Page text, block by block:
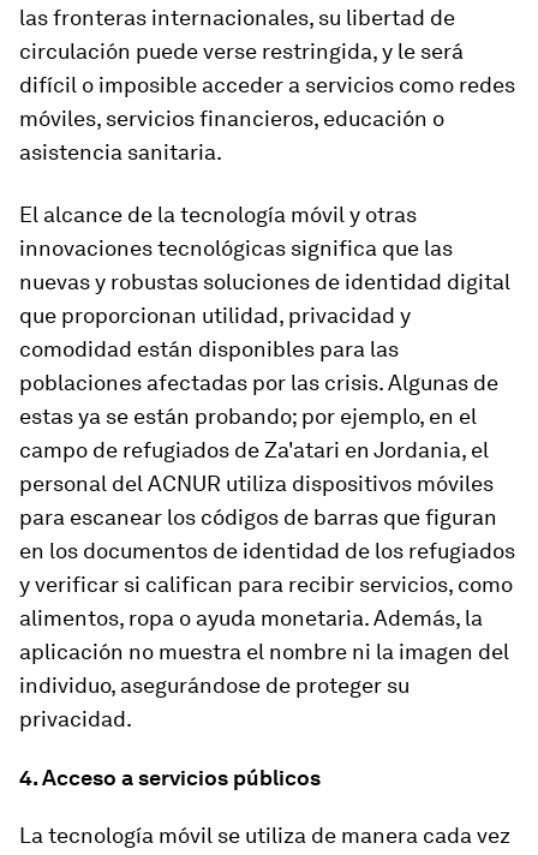
las fronteras internacionales, su libertad de
circulación puede verse restringida, y le será
difícil o imposible acceder a servicios como redes
móviles, servicios financieros, educación o
asistencia sanitaria.
El alcance de la tecnología móvil y otras
innovaciones tecnológicas significa que las
nuevas y robustas soluciones de identidad digital
que proporcionan utilidad, privacidad y
comodidad están disponibles para las
poblaciones afectadas por las crisis. Algunas de
estas ya se están probando; por ejemplo, en el
campo de refugiados de Za'atari en Jordania, el
personal del ACNUR utiliza dispositivos móviles
para escanear los códigos de barras que figuran
en los documentos de identidad de los refugiados
y verificar si califican para recibir servicios, como
alimentos, ropa o ayuda monetaria. Además, la
aplicación no muestra el nombre ni la imagen del
individuo, asegurándose de proteger su
privacidad.
4. Acceso a servicios públicos
La tecnología móvil se utiliza de manera cada vez